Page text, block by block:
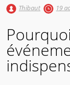
Thibaut 19